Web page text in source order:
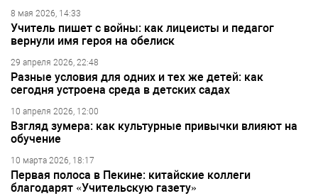
8 мая 2026, 14:33
Учитель пишет с войны: как лицеисты и педагог
вернули имя героя на обелиск
29 апреля 2026, 22:48
Разные условия для одних и тех же детей: как
сегодня устроена среда в детских садах
10 апреля 2026, 12:00
Взгляд зумера: как культурные привычки влияют на
обучение
10 марта 2026, 18:17
Первая полоса в Пекине: китайские коллеги
благодарят «Учительскую газету»